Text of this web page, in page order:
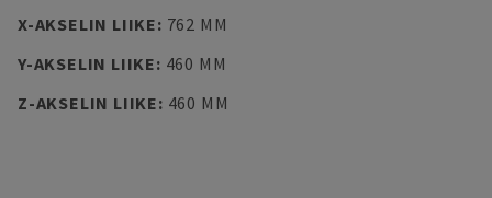
X-AKSELIN LIIKE: 762 MM
Y-AKSELIN LIIKE: 460 MM
Z-AKSELIN LIIKE: 460 MM